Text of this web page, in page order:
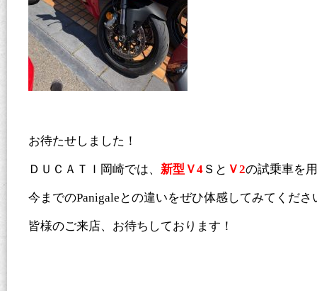
お待たせしました！
ＤＵＣＡＴＩ岡崎では、 新型Ｖ4 Ｓと Ｖ2の試乗車を
今までのPanigaleとの違いをぜひ体感してみてくださ
皆様のご来店、お待ちしております！